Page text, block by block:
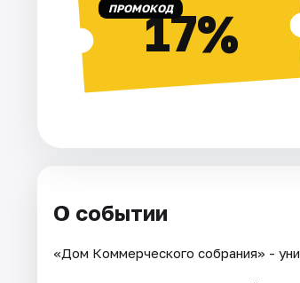
ПРОМОКОД17%
О событии
«Дом Коммерческого собрания» -